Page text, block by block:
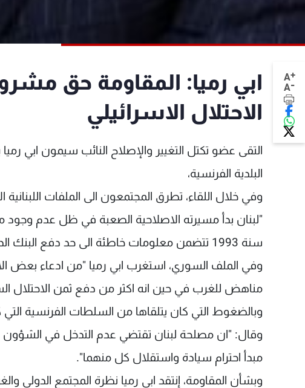
A+
A-
ابي رميا: المقاومة حق
الاحتلال الاسرائيلي
التقى عضو تكتل التغيير والإصلاح النائب سيمون ابي
البلدية الفرنسية،
وفي خلال اللقاء، تطرق المجتمعون الى الملفات
سنة 1993 تتضمن معلومات خاطئة الى حد دفع البنك الدولي الى انتقاد هذا الواقع".
وفي الملف السوري، استغرب ابي رميا "من ادعاء بعض
مناهض للغرب في حين انه اكثر من دفع ثمن الاحتلال
وبالضغوط التي كان يتلقاها من السلطات الفرنسية
وقال: "ان مصلحة لبنان تقتضي عدم التدخل في الشؤون
مبدأ احترام سيادة واستقلال كل منهما".
وبشأن المقاومة، إنتقد ابي رميا نظرة المجتمع الدولي